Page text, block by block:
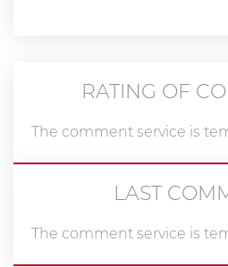
RATING OF
The comment service is
LAST
The comment service is